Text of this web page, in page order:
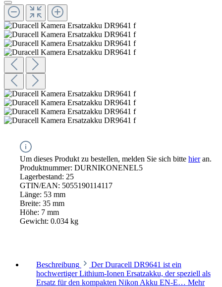
Um dieses Produkt zu bestellen, melden Sie sich bitte hieran.
Produktnummer: DURNIKONENEL5
Lagerbestand: 25
GTIN/EAN: 5055190114117
Länge: 53 mm
Breite: 35 mm
Höhe: 7 mm
Gewicht: 0.034 kg
Beschreibung
Der Duracell DR9641 ist ein
hochwertiger Lithium-Ionen Ersatzakku, der speziell als
Ersatz für den kompakten Nikon Akku EN-E… Mehr